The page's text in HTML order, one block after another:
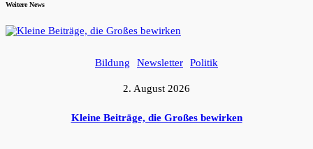
Weitere News
Bildung Newsletter Politik
2. August 2026
Kleine Beiträge, die Großes bewirken